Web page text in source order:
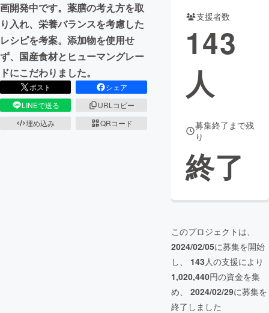
画開発中です。薬膳の考え方を取
り入れ、栄養バランスを考慮した
レシピを考案。添加物を使用せ
ず、国産食材とヒューマングレー
ドにこだわりました。
ポスト
シェア
LINEで送る
URLコピー
埋め込み
QRコード
支援者数
143
人
募集終了まで残
り
終了
このプロジェクトは、
2024/02/05に募集を開始
し、 143人の支援により
1,020,440円の資金を集
め、 2024/02/29に募集を
終了しました